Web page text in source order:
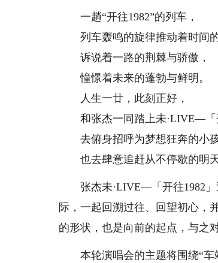
一趟“开往1982”的列车，
列车轰鸣的旋律推动着时间的
诉说着一路的荆棘与骄傲，
憧憬着未来的蓬勃与鲜明。
人生一廿，此刻正好，
和张杰一同踏上未·LIVE—「
去俯身招呼为梦想狂奔的小孩
也去肆意追赶从不停歇的明天
张杰未·LIVE—「开往1982」
际，一起回溯过往、回望初心，
的形状，也是向前的起点，与之
本轮演唱会的主题将围绕“车